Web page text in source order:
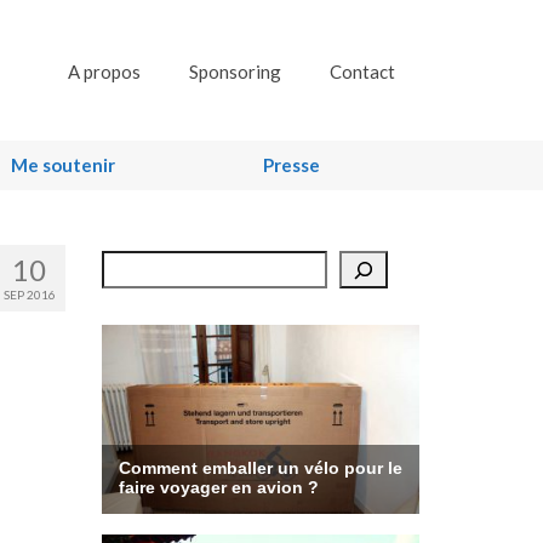
A propos Sponsoring Contact
Me soutenir Presse
10
SEP 2016